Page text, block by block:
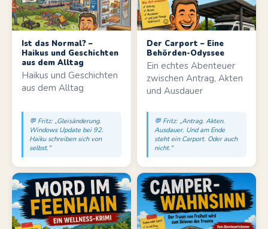
Ist das Normal? –
Haikus und Geschichten
aus dem Alltag
Haikus und Geschichten
aus dem Alltag
💬 Fritz: „Gleisänderung.
Windows Update bei 92.
Haiku schreiben sich von
selbst."
Der Carport – Eine
Behörden-Odyssee
Ein echtes Abenteuer
zwischen Antrag, Akten
und Ausdauer
💬 Fritz: „Antrag. Akten.
Ausdauer. Und am Ende
steht ein Carport. Oder auch
nicht."